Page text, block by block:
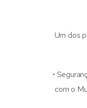
Um dos
•
com o